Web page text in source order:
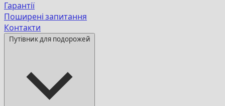
Гарантії
Поширені запитання
Контакти
Путівник для подорожей